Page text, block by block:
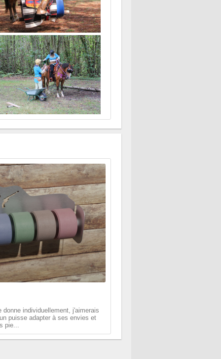
individuellement, j'aimerais
puisse adapter à ses envies et
pie...